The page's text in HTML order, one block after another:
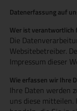
Datenerfassung auf
Wer ist verantwortlich
Die
Websitebetreiber.
Impressum dieser
Wie erfassen wir Ihre
Ihre Daten werden
uns diese mitteilen.